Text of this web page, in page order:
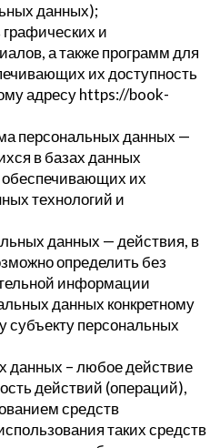
данных);
графических и
а также программ для
их доступность
адресу https://book-
персональных данных —
в базах данных
их
технологий и
данных — действия, в
определить без
информации
данных конкретному
персональных
данных – любое действие
действий (операций),
средств
таких средств